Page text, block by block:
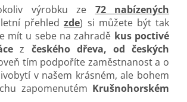
výrobku ze 72 nabízených
přehledzde) si můžete být tak
mít u sebe na zahradě kus poctivé
z českého dřeva, od českých
tím podpoříte zaměstnanost a o
v našem krásném, ale bohem
zapomenutém Krušnohorském